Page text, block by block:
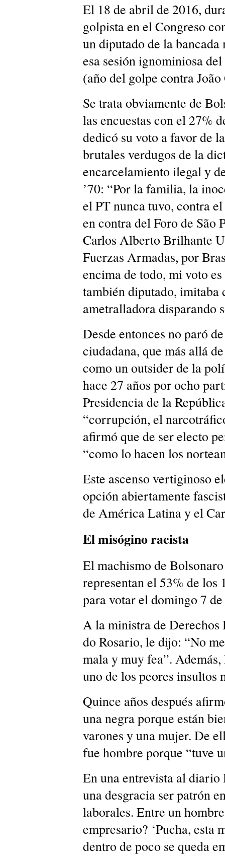
El 18 de abril de 2016,
golpista en el Congreso
un diputado de la
esa sesión ignominiosa
(año del golpe contra
Se trata obviamente de
las encuestas con el 27%
dedicó su voto a favor de
brutales verdugos de la
encarcelamiento ilegal y
’70: “Por la familia, la
el PT nunca tuvo, contra
en contra del Foro de São
Carlos Alberto Brilhante
Fuerzas Armadas, por
encima de todo, mi voto
también diputado, imitaba
ametralladora disparando
Desde entonces no paró
ciudadana, que más allá
como un outsider de la
hace 27 años por ocho
Presidencia de la
“corrupción, el
afirmó que de ser electo
“como lo hacen los
Este ascenso vertiginoso
opción abiertamente
de América Latina y el
El misógino racista
El machismo de
representan el 53% de
para votar el domingo 7
A la ministra de
do Rosario, le dijo: “No
mala y muy fea”.
uno de los peores insultos
Quince años después
una negra porque están
varones y una mujer. De
fue hombre porque “tuve
En una entrevista al
una desgracia ser patrón
laborales. Entre un
empresario? ‘Pucha, esta
dentro de poco se queda